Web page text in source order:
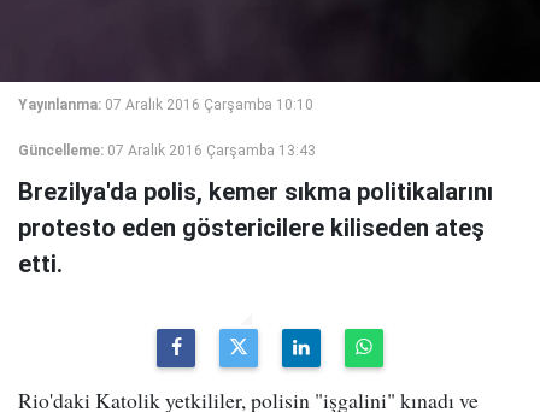
Yayınlanma: 07 Aralık 2016 Çarşamba 10:10
Güncelleme: 07 Aralık 2016 Çarşamba 13:43
Brezilya'da polis, kemer sıkma politikalarını
protesto eden göstericilere kiliseden ateş
etti.
Rio'daki Katolik yetkililer, polisin "işgalini" kınadı ve